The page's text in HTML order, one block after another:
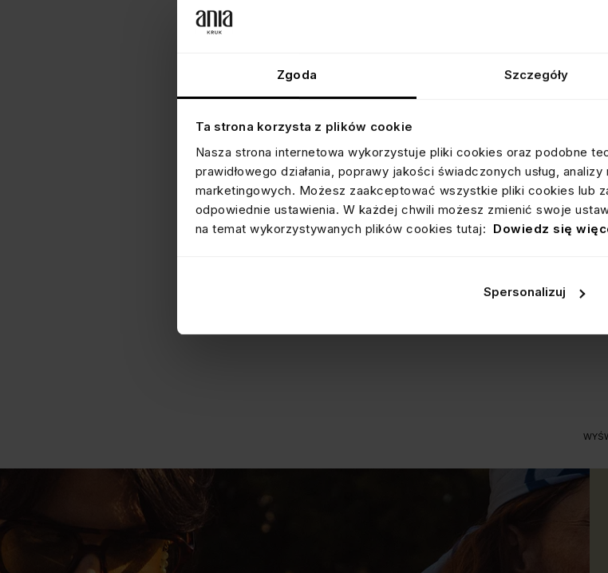
Zgoda Szczegóły
Ta strona korzysta z plików cookie
Nasza strona internetowa wykorzystuje pliki cookies oraz podobne
prawidłowego działania, poprawy jakości świadczonych usług,
marketingowych. Możesz zaakceptować wszystkie pliki cookies lub
odpowiednie ustawienia. W każdej chwili możesz zmienić swoje
na temat wykorzystywanych plików cookies tutaj: Dowiedz się
Spersonalizuj